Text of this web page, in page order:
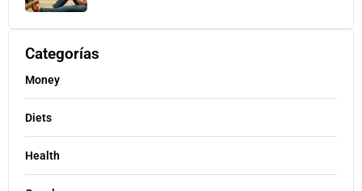
Categorías
Money
Diets
Health